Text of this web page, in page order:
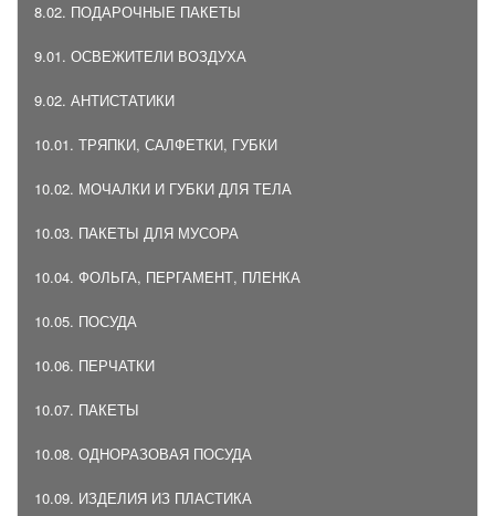
8.02. ПОДАРОЧНЫЕ ПАКЕТЫ
9.01. ОСВЕЖИТЕЛИ ВОЗДУХА
9.02. АНТИСТАТИКИ
10.01. ТРЯПКИ, САЛФЕТКИ, ГУБКИ
10.02. МОЧАЛКИ И ГУБКИ ДЛЯ ТЕЛА
10.03. ПАКЕТЫ ДЛЯ МУСОРА
10.04. ФОЛЬГА, ПЕРГАМЕНТ, ПЛЕНКА
10.05. ПОСУДА
10.06. ПЕРЧАТКИ
10.07. ПАКЕТЫ
10.08. ОДНОРАЗОВАЯ ПОСУДА
10.09. ИЗДЕЛИЯ ИЗ ПЛАСТИКА